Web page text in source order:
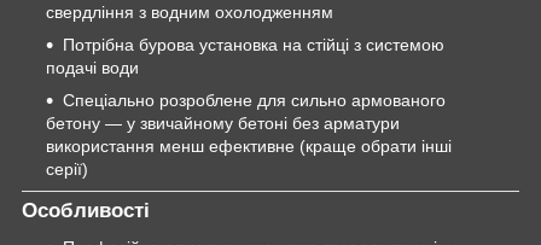
свердління з водним охолодженням
Потрібна бурова установка на стійці з системою
подачі води
Спеціально розроблене для сильно армованого
бетону — у звичайному бетоні без арматури
використання менш ефективне (краще обрати інші
серії)
Особливості